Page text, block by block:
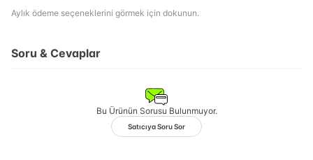
Aylık ödeme seçeneklerini görmek için dokunun.
Soru & Cevaplar
Bu Ürünün Sorusu Bulunmuyor.
Satıcıya Soru Sor